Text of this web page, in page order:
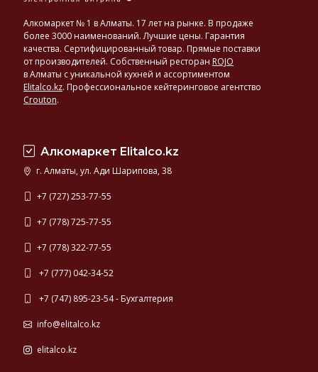
Алкомаркет № 1 в Алматы. 17 лет на рынке. В продаже
более 3000 наименований. Лучшие цены. Гарантия
качества. Сертифицированный товар. Прямые поставки
от производителей. Собственный ресторан ROJO
в Алматы с уникальной кухней и ассортиментом
Elitalco.kz. Профессиональное кейтеринговое агентство
Crouton.
Алкомаркет Elitalco.kz
г. Алматы, ул. Ади Шарипова, 38
+7 (727) 253-77-55
+7 (778) 725-77-55
+7 (778) 322-77-55
+7 (777) 042-34-52
+7 (747) 895-23-54 - Бухгалтерия
info@elitalco.kz
elitalco.kz